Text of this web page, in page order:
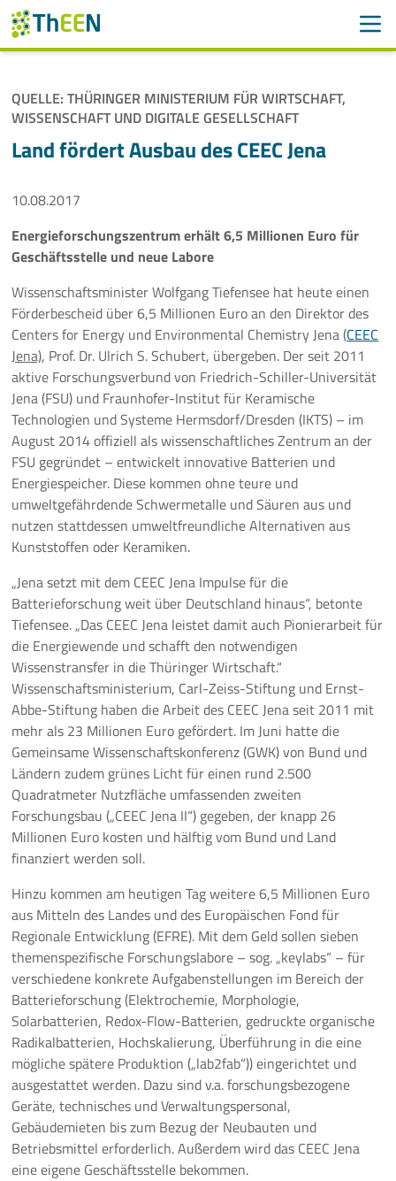
Navigation überspringen
ThEEN
Services
Mitglieder
Aktivitäten
Veranstaltungen
Aktuelles
Meldungen
Pressemeldungen
Branchenmeldungen
Statements
Positionen
Jobs
Mediathek
Akkreditierung
Mehr
QUELLE: THÜRINGER MINISTERIUM FÜR WIRTSCHAFT,
WISSENSCHAFT UND DIGITALE GESELLSCHAFT
Land fördert Ausbau des CEEC Jena
10.08.2017
Energieforschungszentrum erhält 6,5 Millionen Euro für
Geschäftsstelle und neue Labore
Wissenschaftsminister Wolfgang Tiefensee hat heute einen
Förderbescheid über 6,5 Millionen Euro an den Direktor des
Centers for Energy und Environmental Chemistry Jena (CEEC
Jena), Prof. Dr. Ulrich S. Schubert, übergeben. Der seit 2011
aktive Forschungsverbund von Friedrich-Schiller-Universität
Jena (FSU) und Fraunhofer-Institut für Keramische
Technologien und Systeme Hermsdorf/Dresden (IKTS) – im
August 2014 offiziell als wissenschaftliches Zentrum an der
FSU gegründet – entwickelt innovative Batterien und
Energiespeicher. Diese kommen ohne teure und
umweltgefährdende Schwermetalle und Säuren aus und
nutzen stattdessen umweltfreundliche Alternativen aus
Kunststoffen oder Keramiken.
„Jena setzt mit dem CEEC Jena Impulse für die
Batterieforschung weit über Deutschland hinaus“, betonte
Tiefensee. „Das CEEC Jena leistet damit auch Pionierarbeit für
die Energiewende und schafft den notwendigen
Wissenstransfer in die Thüringer Wirtschaft.“
Wissenschaftsministerium, Carl-Zeiss-Stiftung und Ernst-
Abbe-Stiftung haben die Arbeit des CEEC Jena seit 2011 mit
mehr als 23 Millionen Euro gefördert. Im Juni hatte die
Gemeinsame Wissenschaftskonferenz (GWK) von Bund und
Ländern zudem grünes Licht für einen rund 2.500
Quadratmeter Nutzfläche umfassenden zweiten
Forschungsbau („CEEC Jena II“) gegeben, der knapp 26
Millionen Euro kosten und hälftig vom Bund und Land
finanziert werden soll.
Hinzu kommen am heutigen Tag weitere 6,5 Millionen Euro
aus Mitteln des Landes und des Europäischen Fond für
Regionale Entwicklung (EFRE). Mit dem Geld sollen sieben
themenspezifische Forschungslabore – sog. „keylabs“ – für
verschiedene konkrete Aufgabenstellungen im Bereich der
Batterieforschung (Elektrochemie, Morphologie,
Solarbatterien, Redox-Flow-Batterien, gedruckte organische
Radikalbatterien, Hochskalierung, Überführung in die eine
mögliche spätere Produktion („lab2fab“)) eingerichtet und
ausgestattet werden. Dazu sind v.a. forschungsbezogene
Geräte, technisches und Verwaltungspersonal,
Gebäudemieten bis zum Bezug der Neubauten und
Betriebsmittel erforderlich. Außerdem wird das CEEC Jena
eine eigene Geschäftsstelle bekommen.